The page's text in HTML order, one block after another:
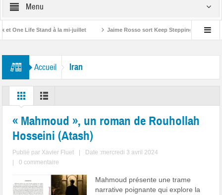
Menu
One Life Stand à la mi-juillet Jaime Rosso sort Keep Stepping, son nouvel
Accueil Iran
« Mahmoud », un roman de Rouhollah
Hosseini (Atash)
Publié par Xavier Fluet
Date :mercredi 3 avril 2024
0 commentaire
Mahmoud présente une trame
narrative poignante qui explore la